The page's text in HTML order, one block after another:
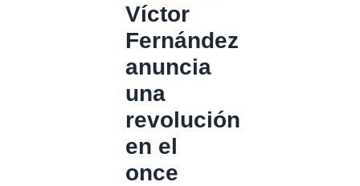
Víctor
Fernández
anuncia
una
revolución
en el
once